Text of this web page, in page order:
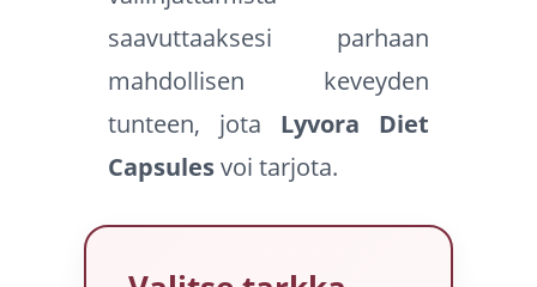
saavuttaaksesi parhaan
mahdollisen keveyden
tunteen, jota Lyvora Diet
Capsulesvoi tarjota.